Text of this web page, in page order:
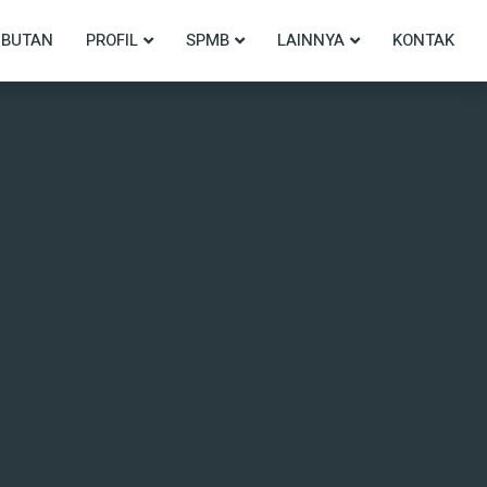
PROFIL SPMB LAINNYA KONTAK